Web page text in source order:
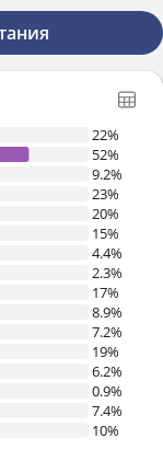
22%
52%
9.2%
23%
20%
15%
4.4%
2.3%
17%
8.9%
7.2%
19%
6.2%
0.9%
7.4%
10%